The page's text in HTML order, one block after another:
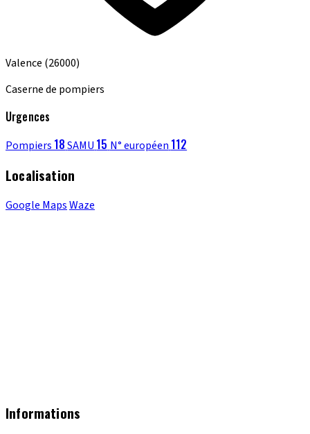
Valence (26000)
Caserne de pompiers
Urgences
Pompiers 18SAMU 15 N° européen 112
Localisation
Google MapsWaze
Informations